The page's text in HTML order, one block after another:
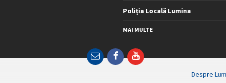
Poliția Locală Lumina
MAI MULTE
EmailFacebookYouTube
Despre